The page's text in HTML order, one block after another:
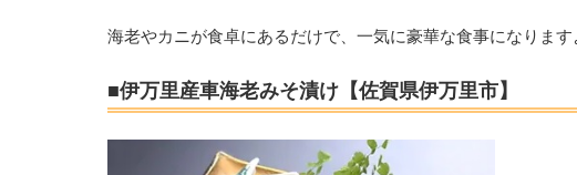
海老やカニが食卓にあるだけで、一気に豪華な食事になります
■伊万里産車海老みそ漬け【佐賀県伊万里市】